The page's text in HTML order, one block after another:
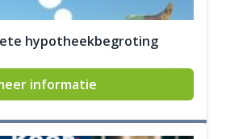
hypotheekbegroting
informatie